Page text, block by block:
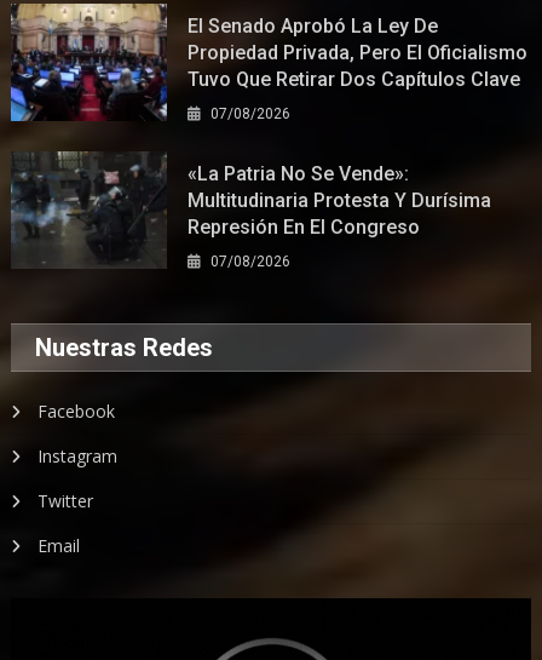
El Senado Aprobó La Ley De
Propiedad Privada, Pero El Oficialismo
Tuvo Que Retirar Dos Capítulos Clave
07/08/2026
«La Patria No Se Vende»:
Multitudinaria Protesta Y Durísima
Represión En El Congreso
07/08/2026
Nuestras Redes
Facebook
Instagram
Twitter
Email